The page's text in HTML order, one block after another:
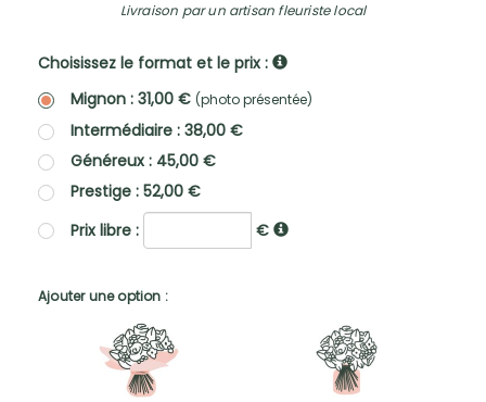
Livraison par un artisan fleuriste local
Choisissez le format et le prix :
Mignon : 31,00 € (photo présentée)
Intermédiaire : 38,00 €
Généreux : 45,00 €
Prestige : 52,00 €
Prix libre :
€
Ajouter une option :